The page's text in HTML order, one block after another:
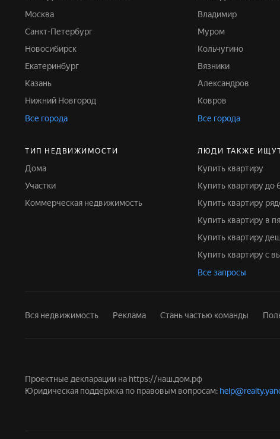
Москва
Санкт-Петербург
Новосибирск
Екатеринбург
Казань
Нижний Новгород
Все города
Владимир
Муром
Кольчугино
Вязники
Александров
Ковров
Все города
ТИП НЕДВИЖИМОСТИ
Дома
Участки
Коммерческая недвижимость
ЛЮДИ ТАКЖЕ
Купить квартиру
Купить квартиру
Купить квартиру
Купить квартиру в
Купить квартиру
Купить квартиру с
Все запросы
Вся недвижимость Реклама Стань частью команды
Проектные декларации на https://наш.дом.рф
Юридическая поддержка по правовым вопросам: